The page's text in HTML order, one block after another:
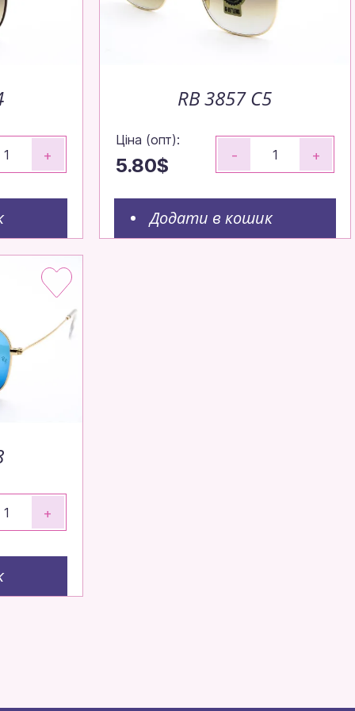
+
RB 3857 C5
Ціна (опт):
5.80$ - +
Додати в кошик
+